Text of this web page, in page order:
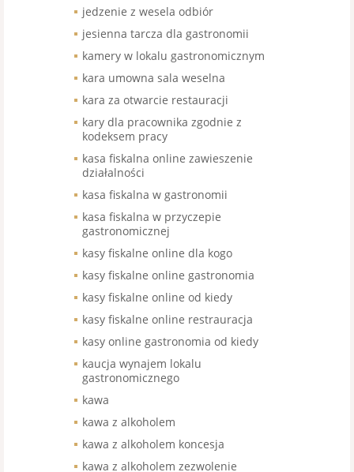
jedzenie z wesela odbiór
jesienna tarcza dla gastronomii
kamery w lokalu gastronomicznym
kara umowna sala weselna
kara za otwarcie restauracji
kary dla pracownika zgodnie z
kodeksem pracy
kasa fiskalna online zawieszenie
działalności
kasa fiskalna w gastronomii
kasa fiskalna w przyczepie
gastronomicznej
kasy fiskalne online dla kogo
kasy fiskalne online gastronomia
kasy fiskalne online od kiedy
kasy fiskalne online restrauracja
kasy online gastronomia od kiedy
kaucja wynajem lokalu
gastronomicznego
kawa
kawa z alkoholem
kawa z alkoholem koncesja
kawa z alkoholem zezwolenie